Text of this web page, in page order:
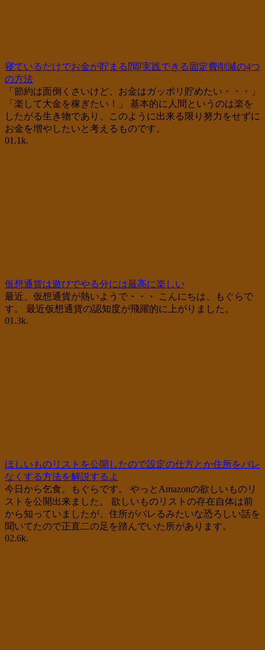
寝ているだけでお金が貯まる⁉即実践できる固定費削減の4つ
の方法
「節約は面倒くさいけど、お金はガッポリ貯めたい・・・」
「楽して大金を稼ぎたい！」 基本的に人間というのは楽を
したがる生き物であり、このように出来る限り努力をせずに
お金を増やしたいと考えるものです。
01.1k.
仮想通貨は遊びでやる分には最高に楽しい
最近、仮想通貨が熱いようで・・・ こんにちは、もぐらで
す。 最近仮想通貨の認知度が飛躍的に上がりました。
01.3k.
ほしいものリストを公開したので設定の仕方とか住所をバレ
なくする方法を解説するよ
今日から乞食。もぐらです。 やっとAmazonの欲しいものリ
ストを公開出来ました。 欲しいものリストの存在自体は前
から知っていましたが、住所がバレるみたいな恐ろしい話を
聞いてたので正直二の足を踏んでいた所があります。
02.6k.